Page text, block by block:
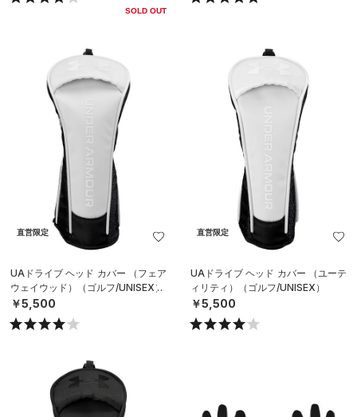
SOLD OUT
直営限定
UAドライブ ヘッド カバー （フェア
ウェイウッド）（ゴルフ/UNISEX）
￥5,500
直営限定
UAドライブ ヘッド カバー （ユーテ
ィリティ）（ゴルフ/UNISEX）
￥5,500